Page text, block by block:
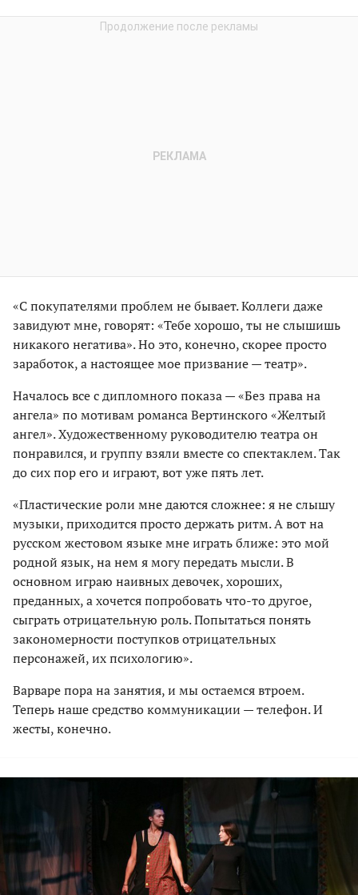
«С покупателями проблем не бывает. Коллеги даже
завидуют мне, говорят: «Тебе хорошо, ты не слышишь
никакого негатива». Но это, конечно, скорее просто
заработок, а настоящее мое призвание — театр».
Началось все с дипломного показа — «Без права на
ангела» по мотивам романса Вертинского «Желтый
ангел». Художественному руководителю театра он
понравился, и группу взяли вместе со спектаклем. Так
до сих пор его и играют, вот уже пять лет.
«Пластические роли мне даются сложнее: я не слышу
музыки, приходится просто держать ритм. А вот на
русском жестовом языке мне играть ближе: это мой
родной язык, на нем я могу передать мысли. В
основном играю наивных девочек, хороших,
преданных, а хочется попробовать что-то другое,
сыграть отрицательную роль. Попытаться понять
закономерности поступков отрицательных
персонажей, их психологию».
Варваре пора на занятия, и мы остаемся втроем.
Теперь наше средство коммуникации — телефон. И
жесты, конечно.